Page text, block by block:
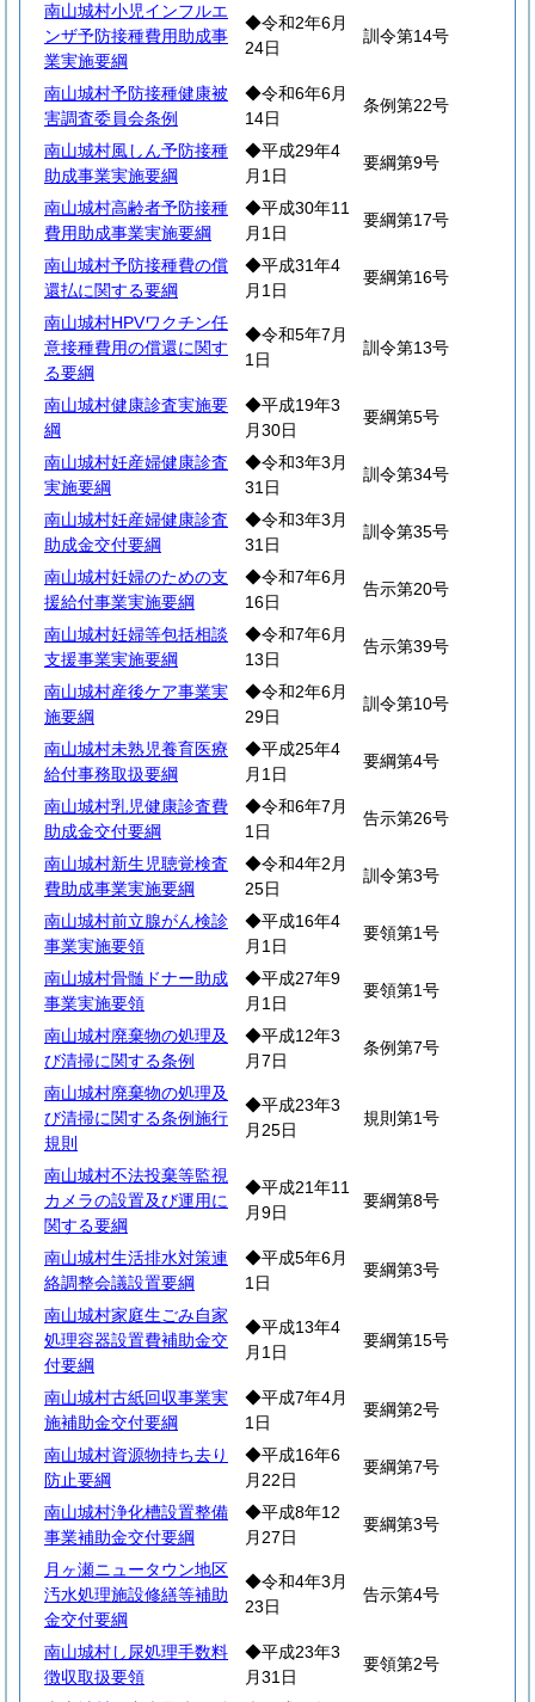
南山城村小児インフルエ
ンザ予防接種費用助成事
業実施要綱
◆令和2年6月
24日
訓令第14号
南山城村予防接種健康被
害調査委員会条例
◆令和6年6月
14日
条例第22号
南山城村風しん予防接種
助成事業実施要綱
◆平成29年4
月1日
要綱第9号
南山城村高齢者予防接種
費用助成事業実施要綱
◆平成30年11
月1日
要綱第17号
南山城村予防接種費の償
還払に関する要綱
◆平成31年4
月1日
要綱第16号
南山城村HPVワクチン任
意接種費用の償還に関す
る要綱
◆令和5年7月
1日
訓令第13号
南山城村健康診査実施要
綱
◆平成19年3
月30日
要綱第5号
南山城村妊産婦健康診査
実施要綱
◆令和3年3月
31日
訓令第34号
南山城村妊産婦健康診査
助成金交付要綱
◆令和3年3月
31日
訓令第35号
南山城村妊婦のための支
援給付事業実施要綱
◆令和7年6月
16日
告示第20号
南山城村妊婦等包括相談
支援事業実施要綱
◆令和7年6月
13日
告示第39号
南山城村産後ケア事業実
施要綱
◆令和2年6月
29日
訓令第10号
南山城村未熟児養育医療
給付事務取扱要綱
◆平成25年4
月1日
要綱第4号
南山城村乳児健康診査費
助成金交付要綱
◆令和6年7月
1日
告示第26号
南山城村新生児聴覚検査
費助成事業実施要綱
◆令和4年2月
25日
訓令第3号
南山城村前立腺がん検診
事業実施要領
◆平成16年4
月1日
要領第1号
南山城村骨髄ドナー助成
事業実施要領
◆平成27年9
月1日
要領第1号
南山城村廃棄物の処理及
び清掃に関する条例
◆平成12年3
月7日
条例第7号
南山城村廃棄物の処理及
び清掃に関する条例施行
規則
◆平成23年3
月25日
規則第1号
南山城村不法投棄等監視
カメラの設置及び運用に
関する要綱
◆平成21年11
月9日
要綱第8号
南山城村生活排水対策連
絡調整会議設置要綱
◆平成5年6月
1日
要綱第3号
南山城村家庭生ごみ自家
処理容器設置費補助金交
付要綱
◆平成13年4
月1日
要綱第15号
南山城村古紙回収事業実
施補助金交付要綱
◆平成7年4月
1日
要綱第2号
南山城村資源物持ち去り
防止要綱
◆平成16年6
月22日
要綱第7号
南山城村浄化槽設置整備
事業補助金交付要綱
◆平成8年12
月27日
要綱第3号
月ヶ瀬ニュータウン地区
汚水処理施設修繕等補助
金交付要綱
◆令和4年3月
23日
告示第4号
南山城村し尿処理手数料
徴収取扱要領
◆平成23年3
月31日
要領第2号